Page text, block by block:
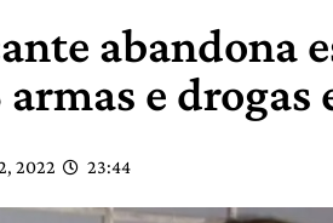
abandona
e drogas
2022 23:44